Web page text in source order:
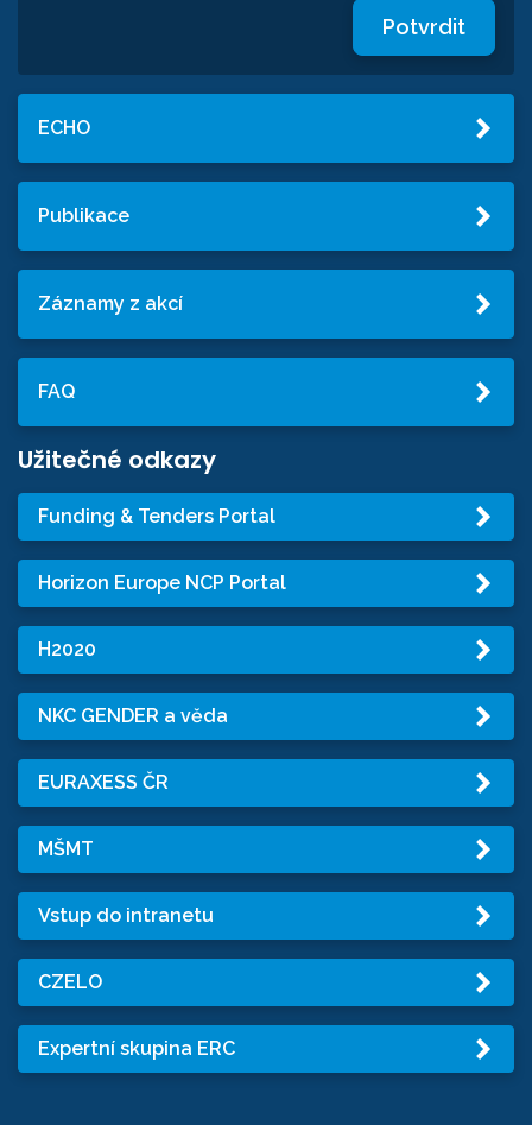
Potvrdit
ECHO
Publikace
Záznamy z akcí
FAQ
Užitečné odkazy
Funding & Tenders Portal
Horizon Europe NCP Portal
H2020
NKC GENDER a věda
EURAXESS ČR
MŠMT
Vstup do intranetu
CZELO
Expertní skupina ERC